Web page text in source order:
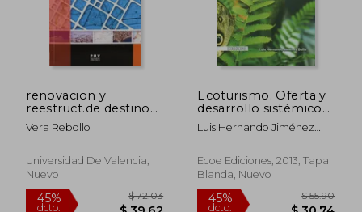
renovacion y
reestruct.de destinos
turis
Vera Rebollo
Universidad De Valencia,
Nuevo
Ecoturismo. Oferta y
desarrollo sistémico
regional
Luis Hernando Jiménez
Ecoe Ediciones, 2013, Tapa
Blanda, Nuevo